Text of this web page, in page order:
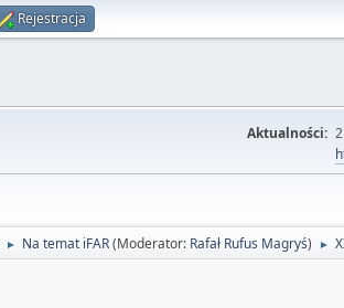
Rejestracja
Aktualności:
► Na temat iFAR(Moderator: Rafał Rufus Magryś) ►